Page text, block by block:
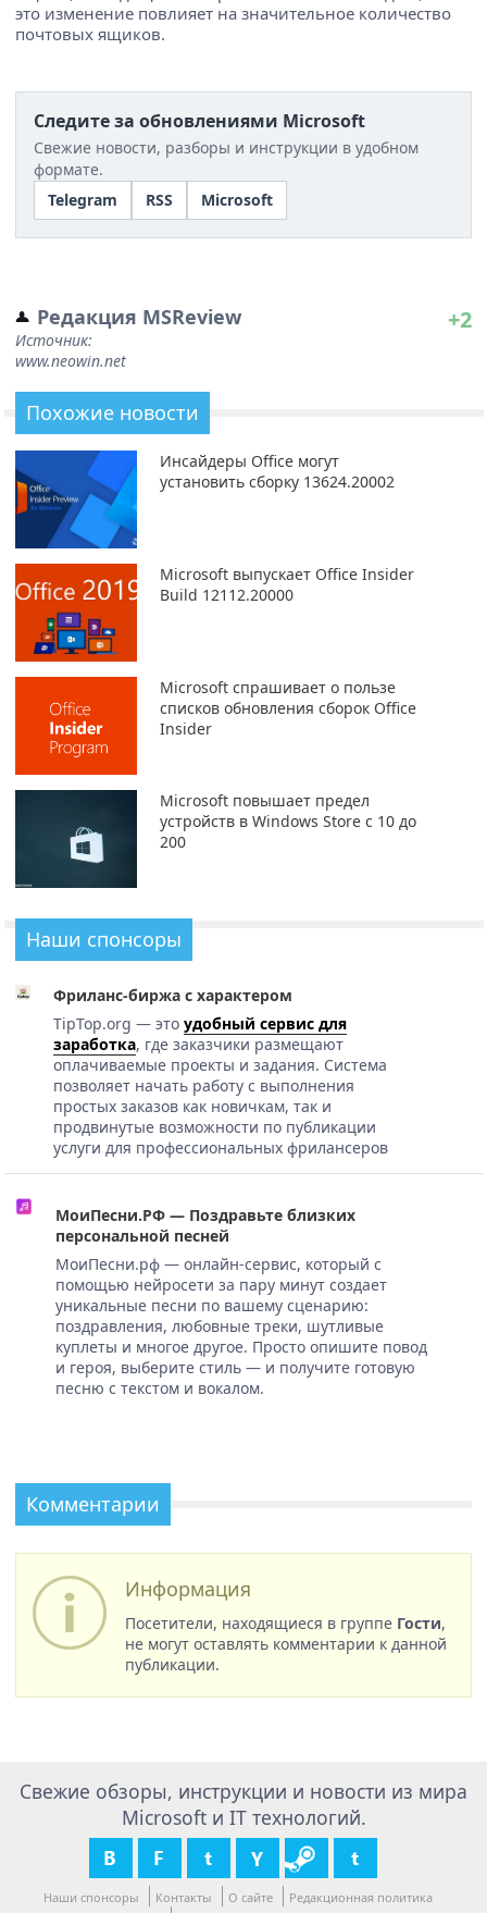
это изменение повлияет на значительное количество
почтовых ящиков.
Следите за обновлениями Microsoft
Свежие новости, разборы и инструкции в удобном
формате.
Telegram
RSS Microsoft
Редакция MSReview
Источник:
www.neowin.net
+2
Похожие новости
Инсайдеры Office могут
установить сборку 13624.20002
Microsoft выпускает Office Insider
Build 12112.20000
Microsoft спрашивает о пользе
списков обновления сборок Office
Insider
Microsoft повышает предел
устройств в Windows Store с 10 до
200
Наши спонсоры
Фриланс-биржа с характером
TipTop.org — это удобный сервис для
заработка, где заказчики размещают
оплачиваемые проекты и задания. Система
позволяет начать работу с выполнения
простых заказов как новичкам, так и
продвинутые возможности по публикации
услуги для профессиональных фрилансеров
МоиПесни.РФ — Поздравьте близких
персональной песней
МоиПесни.рф — онлайн-сервис, который с
помощью нейросети за пару минут создает
уникальные песни по вашему сценарию:
поздравления, любовные треки, шутливые
куплеты и многое другое. Просто опишите повод
и героя, выберите стиль — и получите готовую
песню с текстом и вокалом.
Комментарии
Информация
Посетители, находящиеся в группе Гости,
не могут оставлять комментарии к данной
публикации.
Свежие обзоры, инструкции и новости из мира
Microsoft и IT технологий.
Наши спонсоры Контакты О сайте
Редакционная политика